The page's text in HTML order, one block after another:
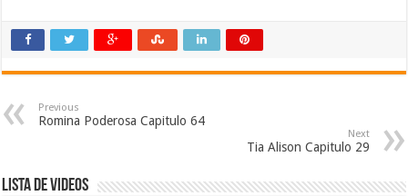
Previous
Romina Poderosa Capitulo 64
Next
Tia Alison Capitulo 29
Lista de Videos